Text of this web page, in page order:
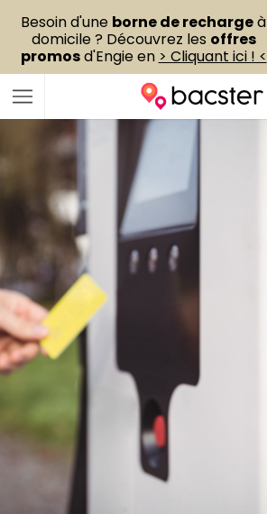
Besoin d'une borne de rechargeà
domicile ? Découvrez les offres
promosd'Engie en > Cliquant ici ! <